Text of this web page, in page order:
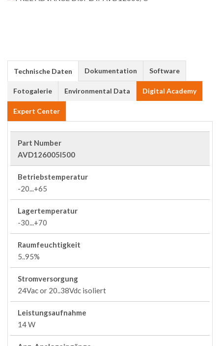
Technische Daten Dokumentation Software
Fotogalerie Environmental Data Digital Academy
Expert Center
Part Number
AVD126005I500
Betriebstemperatur
-20...+65
Lagertemperatur
-30...+70
Raumfeuchtigkeit
5..95%
Stromversorgung
24Vac or 20..38Vdc isoliert
Leistungsaufnahme
14 W